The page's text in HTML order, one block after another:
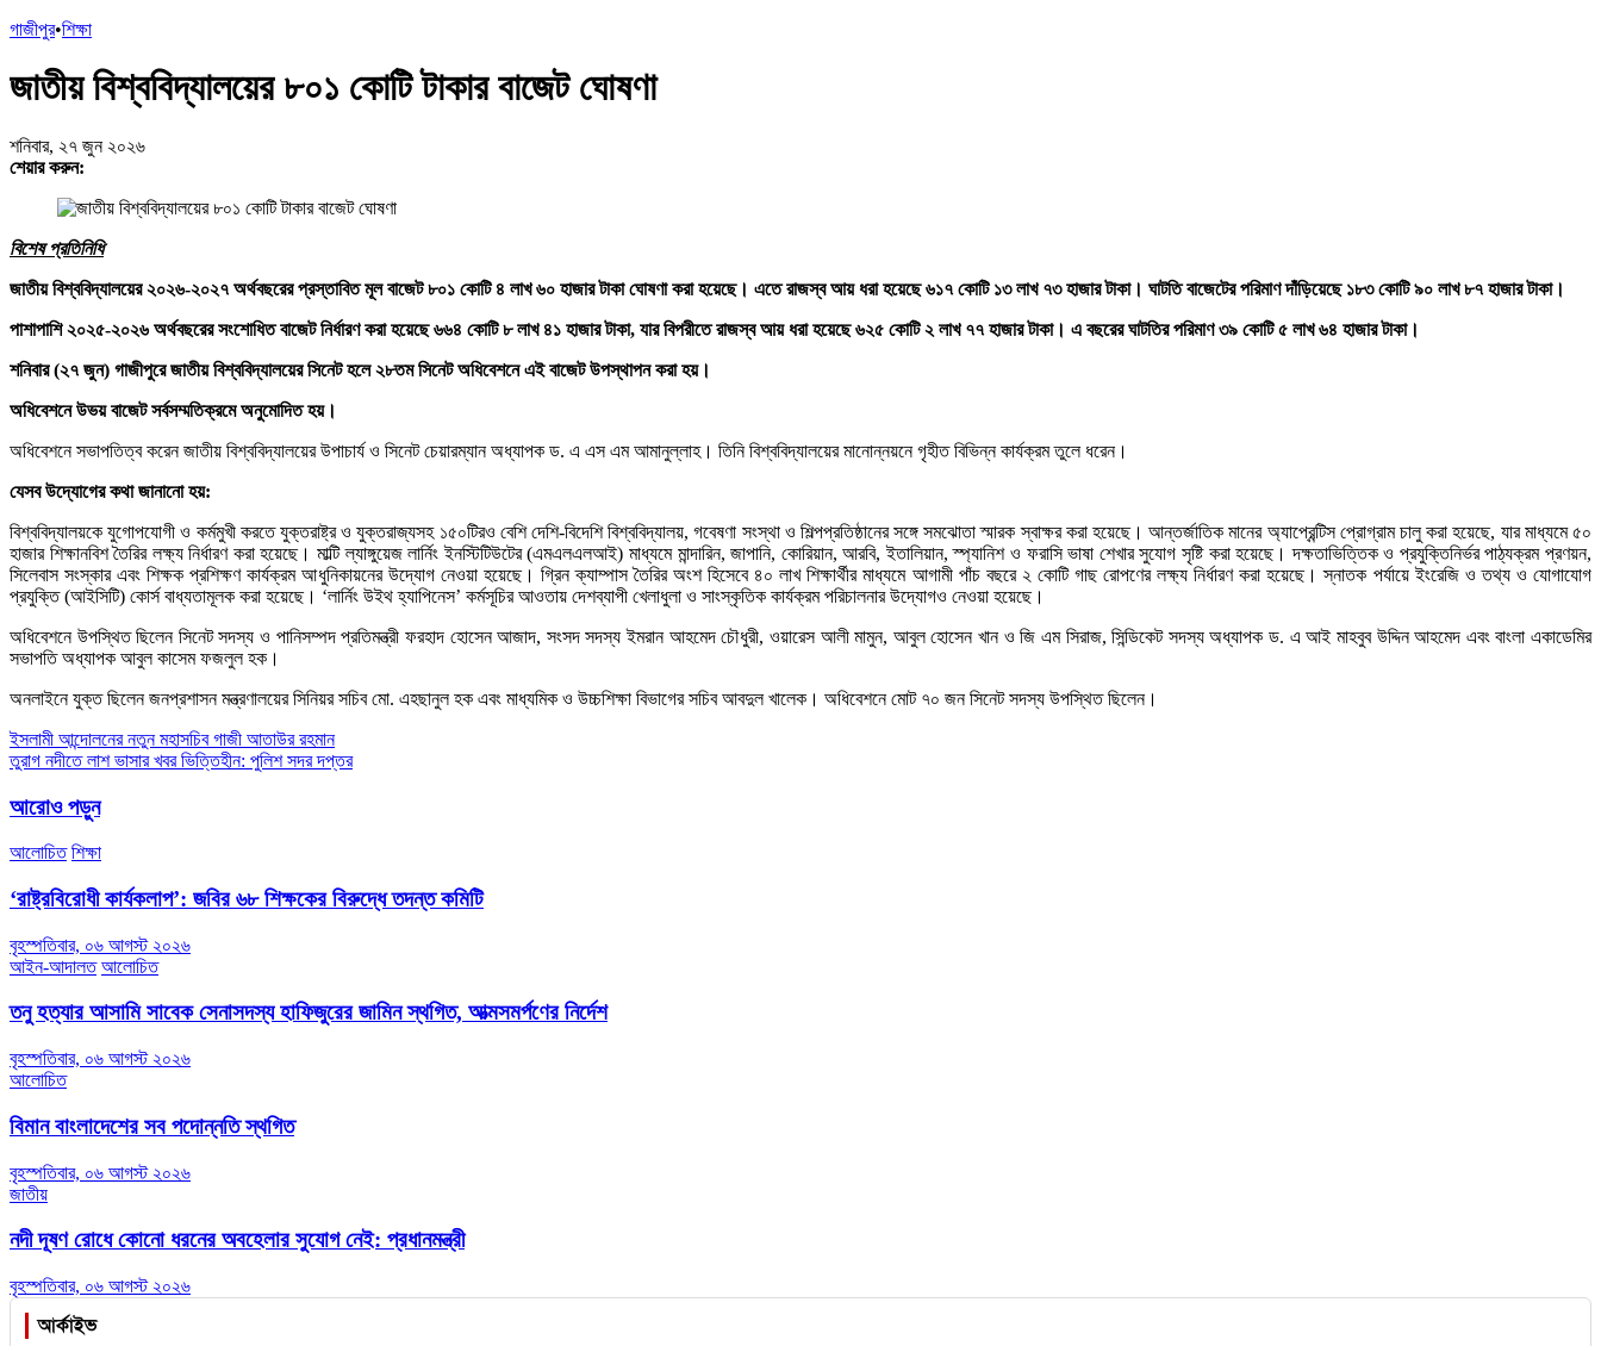
গাজীপুর•শিক্ষা
জাতীয় বিশ্ববিদ্যালয়ের ৮০১ কোটি টাকার বাজেট ঘোষণা
শনিবার, ২৭ জুন ২০২৬
শেয়ার করুন:
বিশেষ প্রতিনিধি
জাতীয় বিশ্ববিদ্যালয়ের ২০২৬-২০২৭ অর্থবছরের প্রস্তাবিত মূল বাজেট ৮০১ কোটি ৪ লাখ ৬০ হাজার টাকা ঘোষণা করা হয়েছে। এতে রাজস্ব আয় ধরা হয়েছে ৬১৭ কোটি ১৩ লাখ ৭৩ হাজার টাকা। ঘাটতি বাজেটের পরিমাণ দাঁড়িয়েছে ১৮৩ কোটি ৯০ লাখ ৮৭ হাজার টাকা।
পাশাপাশি ২০২৫-২০২৬ অর্থবছরের সংশোধিত বাজেট নির্ধারণ করা হয়েছে ৬৬৪ কোটি ৮ লাখ ৪১ হাজার টাকা, যার বিপরীতে রাজস্ব আয় ধরা হয়েছে ৬২৫ কোটি ২ লাখ ৭৭ হাজার টাকা। এ বছরের ঘাটতির পরিমাণ ৩৯ কোটি ৫ লাখ ৬৪ হাজার টাকা।
শনিবার (২৭ জুন) গাজীপুরে জাতীয় বিশ্ববিদ্যালয়ের সিনেট হলে ২৮তম সিনেট অধিবেশনে এই বাজেট উপস্থাপন করা হয়।
অধিবেশনে উভয় বাজেট সর্বসম্মতিক্রমে অনুমোদিত হয়।
অধিবেশনে সভাপতিত্ব করেন জাতীয় বিশ্ববিদ্যালয়ের উপাচার্য ও সিনেট চেয়ারম্যান অধ্যাপক ড. এ এস এম আমানুল্লাহ। তিনি বিশ্ববিদ্যালয়ের মানোন্নয়নে গৃহীত বিভিন্ন কার্যক্রম তুলে ধরেন।
যেসব উদ্যোগের কথা জানানো হয়:
বিশ্ববিদ্যালয়কে যুগোপযোগী ও কর্মমুখী করতে যুক্তরাষ্ট্র ও যুক্তরাজ্যসহ ১৫০টিরও বেশি দেশি-বিদেশি বিশ্ববিদ্যালয়, গবেষণা সংস্থা ও শিল্পপ্রতিষ্ঠানের সঙ্গে সমঝোতা স্মারক স্বাক্ষর করা হয়েছে। আন্তর্জাতিক মানের অ্যাপ্রেন্টিস প্রোগ্রাম চালু করা হয়েছে, যার মাধ্যমে ৫০
হাজার শিক্ষানবিশ তৈরির লক্ষ্য নির্ধারণ করা হয়েছে। মাল্টি ল্যাঙ্গুয়েজ লার্নিং ইনস্টিটিউটের (এমএলএলআই) মাধ্যমে মান্দারিন, জাপানি, কোরিয়ান, আরবি, ইতালিয়ান, স্প্যানিশ ও ফরাসি ভাষা শেখার সুযোগ সৃষ্টি করা হয়েছে। দক্ষতাভিত্তিক ও প্রযুক্তিনির্ভর পাঠ্যক্রম প্রণয়ন,
সিলেবাস সংস্কার এবং শিক্ষক প্রশিক্ষণ কার্যক্রম আধুনিকায়নের উদ্যোগ নেওয়া হয়েছে। গ্রিন ক্যাম্পাস তৈরির অংশ হিসেবে ৪০ লাখ শিক্ষার্থীর মাধ্যমে আগামী পাঁচ বছরে ২ কোটি গাছ রোপণের লক্ষ্য নির্ধারণ করা হয়েছে। স্নাতক পর্যায়ে ইংরেজি ও তথ্য ও যোগাযোগ
প্রযুক্তি (আইসিটি) কোর্স বাধ্যতামূলক করা হয়েছে। ‘লার্নিং উইথ হ্যাপিনেস’ কর্মসূচির আওতায় দেশব্যাপী খেলাধুলা ও সাংস্কৃতিক কার্যক্রম পরিচালনার উদ্যোগও নেওয়া হয়েছে।
অধিবেশনে উপস্থিত ছিলেন সিনেট সদস্য ও পানিসম্পদ প্রতিমন্ত্রী ফরহাদ হোসেন আজাদ, সংসদ সদস্য ইমরান আহমেদ চৌধুরী, ওয়ারেস আলী মামুন, আবুল হোসেন খান ও জি এম সিরাজ, সিন্ডিকেট সদস্য অধ্যাপক ড. এ আই মাহবুব উদ্দিন আহমেদ এবং বাংলা একাডেমির
সভাপতি অধ্যাপক আবুল কাসেম ফজলুল হক।
অনলাইনে যুক্ত ছিলেন জনপ্রশাসন মন্ত্রণালয়ের সিনিয়র সচিব মো. এহছানুল হক এবং মাধ্যমিক ও উচ্চশিক্ষা বিভাগের সচিব আবদুল খালেক। অধিবেশনে মোট ৭০ জন সিনেট সদস্য উপস্থিত ছিলেন।
Post
navigation
ইসলামী আন্দোলনের নতুন মহাসচিব গাজী আতাউর রহমান
তুরাগ নদীতে লাশ ভাসার খবর ভিত্তিহীন: পুলিশ সদর দপ্তর
আরোও পড়ুন
আলোচিত শিক্ষা
‘রাষ্ট্রবিরোধী কার্যকলাপ’: জবির ৬৮ শিক্ষকের বিরুদ্ধে তদন্ত কমিটি
বৃহস্পতিবার, ০৬ আগস্ট ২০২৬
আইন-আদালত আলোচিত
তনু হত্যার আসামি সাবেক সেনাসদস্য হাফিজুরের জামিন স্থগিত, আত্মসমর্পণের নির্দেশ
বৃহস্পতিবার, ০৬ আগস্ট ২০২৬
আলোচিত
বিমান বাংলাদেশের সব পদোন্নতি স্থগিত
বৃহস্পতিবার, ০৬ আগস্ট ২০২৬
জাতীয়
নদী দূষণ রোধে কোনো ধরনের অবহেলার সুযোগ নেই: প্রধানমন্ত্রী
বৃহস্পতিবার, ০৬ আগস্ট ২০২৬
আর্কাইভ